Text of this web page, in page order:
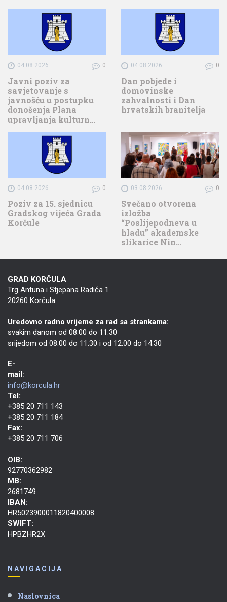
04.08.2026 0
Javni poziv za
savjetovanje s
javnošću u postupku
donošenja Plana
upravljanja kulturn…
04.08.2026 0
Dan pobjede i
domovinske
zahvalnosti i Dan
hrvatskih branitelja
04.08.2026 0
Poziv za 15. sjednicu
Gradskog vijeća Grada
Korčule
03.08.2026 0
Svečano otvorena
izložba
“Poslijepodneva u
hladu” akademske
slikarice Nin…
GRAD KORČULA
Trg Antuna i Stjepana Radića 1
20260 Korčula
Uredovno radno vrijeme za rad sa strankama:
svakim danom od 08:00 do 11:30
srijedom od 08:00 do 11:30 i od 12:00 do 14:30
E-
mail:
info@korcula.hr
Tel:
+385 20 711 143
+385 20 711 184
Fax:
+385 20 711 706
OIB:
92770362982
MB:
2681749
IBAN:
HR5023900011820400008
SWIFT:
HPBZHR2X
NAVIGACIJA
Naslovnica